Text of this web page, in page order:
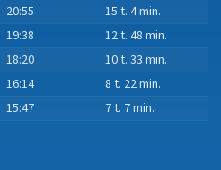
20:55
15 t. 4 min.
19:38
12 t. 48 min.
18:20
10 t. 33 min.
16:14
8 t. 22 min.
15:47 7 t. 7 min.